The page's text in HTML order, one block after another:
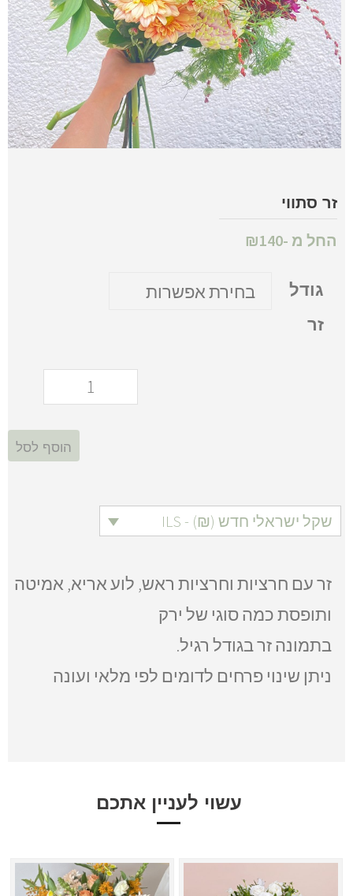
זר סתווי
החל מ - ₪140
גודל
זר
הוסף לסל
שקל ישראלי חדש (₪) - ILS
זר עם חרציות וחרציות ראש, לוע אריא, אמיטה
ותופסת כמה סוגי של ירק
בתמונה זר בגודל רגיל.
ניתן שינוי פרחים לדומים לפי מלאי ועונה
עשוי לעניין אתכם